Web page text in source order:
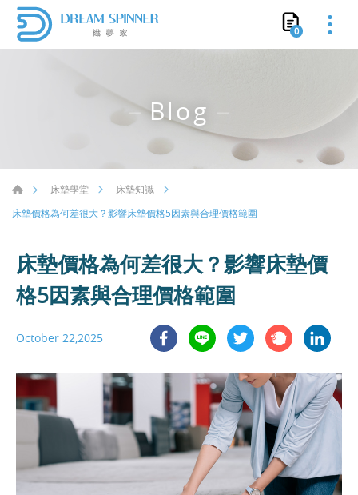
0
Blog
床墊學堂
床墊知識
床墊價格為何差很大？影響床墊價格5因素與合理價格範圍
床墊價格為何差很大？影響床墊價
格5因素與合理價格範圍
October 22,2025